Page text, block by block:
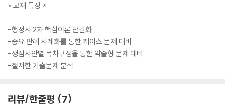
* 교재 특징 *
-행정사 2차 핵심이론 단권화
-중요 판례 사례화를 통한 케이스 문제 대비
-쟁점사안별 목차구성을 통한 약술형 문제 대비
-철저한 기출문제 분석
리뷰/한줄평 7